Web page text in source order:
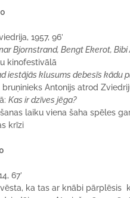
1957, 96’
Bjornstrand, Bengt Ekerot,
kinofestivālā
iestājās klusums debesīs kādu
Antonijs atrod
Kas ir dzīves jēga?
laiku viena šaha spēles
krīzi
67’
ka tas ar knābi pārplēsis